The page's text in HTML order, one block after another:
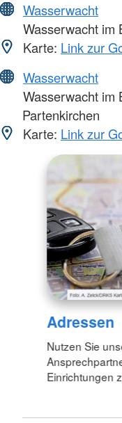
Wasserwacht
Wasserwacht im
Karte: Link zur
Wasserwacht
Wasserwacht im
Partenkirchen
Karte: Link zur
Adressen
Nutzen Sie
Einrichtungen